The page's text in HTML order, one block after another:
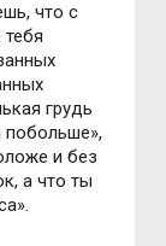
что с
грудь
побольше»,
и без
а что ты